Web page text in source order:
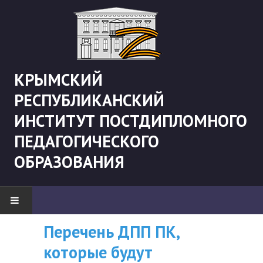
КРЫМСКИЙ
РЕСПУБЛИКАНСКИЙ
ИНСТИТУТ ПОСТДИПЛОМНОГО
ПЕДАГОГИЧЕСКОГО
ОБРАЗОВАНИЯ
НОВОСТИ
"Боевая" русистика
ВНИМАНИЮ
СЛУШАТЕЛЕЙ, У
Перечень ДПП ПК,
которые будут